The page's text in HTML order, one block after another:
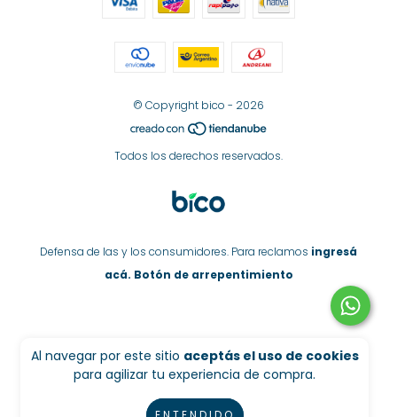
Al navegar por este sitio aceptás el uso de cookies
para agilizar tu experiencia de compra.
© Copyright bico - 2026
Todos los derechos reservados.
Defensa de las y los consumidores. Para reclamos ingresá
acá. Botón de arrepentimiento